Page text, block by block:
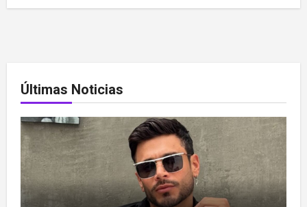
Últimas Noticias